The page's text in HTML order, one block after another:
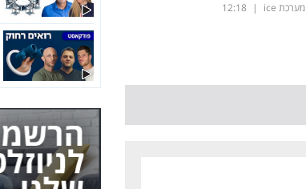
מערכת ice |
12:18